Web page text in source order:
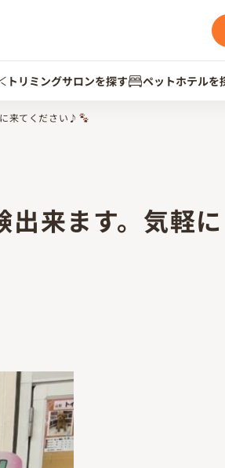
トリミングサロンを探す ペットホテルを
来てください♪
来ます。気軽に